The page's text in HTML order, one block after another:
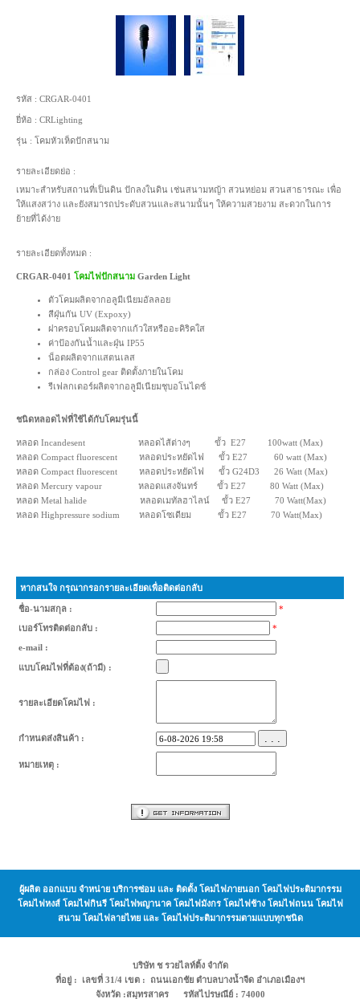
รหัส : CRGAR-0401
ยี่ห้อ : CRLighting
รุ่น : โคมหัวเห็ดปักสนาม
รายละเอียดย่อ :
เหมาะสำหรับสถานที่เป็นดิน ปักลงในดิน เช่นสนามหญ้า สวนหย่อม สวนสาธารณะ เพื่อ
ให้แสงสว่าง และยังสมารถประดับสวนและสนามนั้นๆ ให้ความสวยงาม สะดวกในการ
ย้ายที่ได้ง่าย
รายละเอียดทั้งหมด :
CRGAR-0401 โคมไฟปักสนาม Garden Light
ตัวโคมผลิตจากอลูมีเนียมอัลลอย
สีฝุ่นกัน UV (Expoxy)
ฝาครอบโคมผลิตจากแก้วใสหรืออะคิริคใส
ค่าป้องกันน้ำและฝุ่น IP55
น็อตผลิตจากแสตนเลส
กล่อง Control gear ติดตั้งภายในโคม
รีเฟลกเตอร์ผลิตจากอลูมีเนียมชุบอโนไดซ์
ชนิดหลอดไฟที่ใช้ได้กับโคมรุ่นนี้
หลอด Incandesent หลอดไส้ต่างๆ ขั้ว E27 100watt (Max)
หลอด Compact fluorescent หลอดประหยัดไฟ ขั้ว E27 60 watt (Max)
หลอด Compact fluorescent หลอดประหยัดไฟ ขั้ว G24D3 26 Watt (Max)
หลอด Mercury vapour หลอดแสงจันทร์ ขั้ว E27 80 Watt (Max)
หลอด Metal halide หลอดเมทัลฮาไลน์ ขั้ว E27 70 Watt(Max)
หลอด Highpressure sodium หลอดโซเดียม ขั้ว E27 70 Watt(Max)
หากสนใจ กรุณากรอกรายละเอียดเพื่อติดต่อกลับ
ชื่อ-นามสกุล :
*
เบอร์โทรติดต่อกลับ :
*
e-mail :
แบบโคมไฟที่ต้อง(ถ้ามี) :
รายละเอียดโคมไฟ :
กำหนดส่งสินค้า : . . .
หมายเหตุ :
ผู้ผลิต ออกแบบ จำหน่าย บริการซ่อม และ ติดตั้ง โคมไฟภายนอก โคมไฟประติมากรรม
โคมไฟหงส์ โคมไฟกินรี โคมไฟพญานาค โคมไฟมังกร โคมไฟช้าง โคมไฟถนน โคมไฟ
สนาม โคมไฟลายไทย และ โคมไฟประติมากรรมตามแบบทุกชนิด
บริษัท ช รวยไลท์ติ้ง จำกัด
ที่อยู่ : เลขที่ 31/4 เขต : ถนนเอกชัย ตำบลบางน้ำจืด อำเภอเมืองฯ
จังหวัด :สมุทรสาคร รหัสไปรษณีย์ : 74000